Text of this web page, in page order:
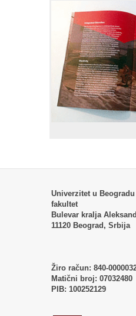
Univerzitet u
fakultet
Bulevar kralja
11120 Beograd, Srbija
Žiro račun: 840-
Matični broj: 07032480
PIB: 100252129